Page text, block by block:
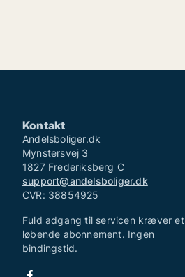
Kontakt
Andelsboliger.dk
Mynstersvej 3
1827 Frederiksberg C
support@andelsboliger.dk
CVR: 38854925
Fuld adgang til servicen kræver et
løbende abonnement. Ingen
bindingstid.